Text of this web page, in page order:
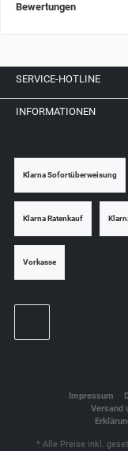
Bewertungen
SERVICE-HOTLINE
INFORMATIONEN
Klarna Sofortüberweisung
Klarna Ratenkauf
Vorkasse
Impressum
Versand
* Alle Preise inkl.